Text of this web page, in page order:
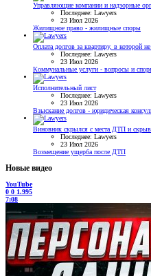
Управляющие компании и надзорные
Последнее: Lawyers
23 Июл 2026
Жилищное право - жилищные споры
Оплата долгов за квартиру, в которой
Последнее: Lawyers
23 Июл 2026
Коммунальные услуги - вопросы и
Исполнительный лист
Последнее: Lawyers
23 Июл 2026
Взыскание долгов - юридическая
Виновник скрылся с места ДТП и
Последнее: Lawyers
23 Июл 2026
Возмещение ущерба после ДТП
Новые видео
YouTube
0 0 1.995
7:08